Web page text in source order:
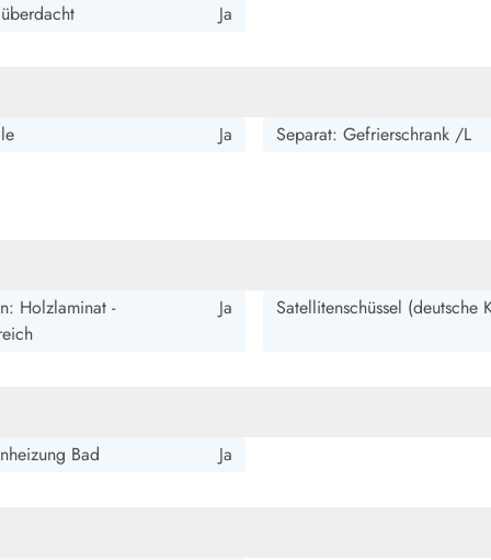
Ja
Ja Separat: Gefrierschrank /L
Holzlaminat -
Ja Satellitenschüssel (deutsche
Bad Ja